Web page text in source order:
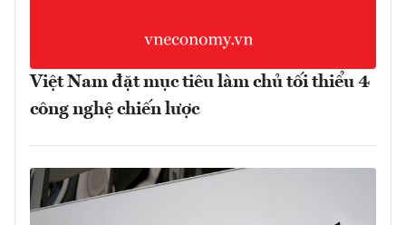
Việt Nam đặt mục tiêu làm chủ tối thiểu 4
công nghệ chiến lược